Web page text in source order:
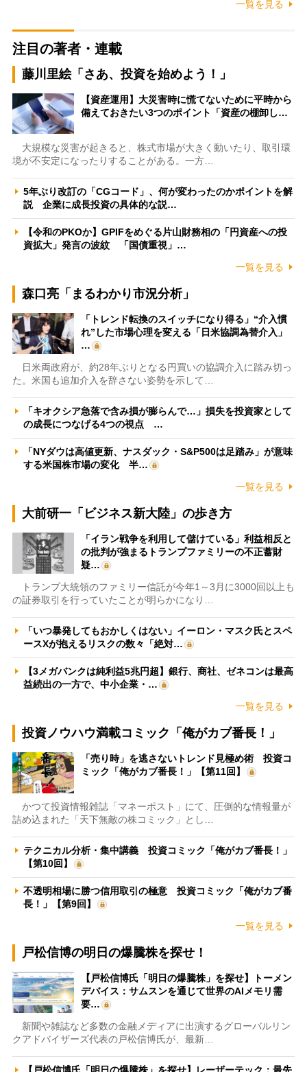
一覧を見る
注目の著者・連載
藤川里絵「さあ、投資を始めよう！」
【資産運用】大災害時に慌てないために平時から
備えておきたい3つのポイント「資産の棚卸し…
大規模な災害が起きると、株式市場が大きく動いたり、取引環
境が不安定になったりすることがある。一方…
5年ぶり改訂の「CGコード」、何が変わったのかポイントを解
説 企業に成長投資の具体的な説…
【令和のPKOか】GPIFをめぐる片山財務相の「円資産への投
資拡大」発言の波紋 「国債重視」…
一覧を見る
森口亮「まるわかり市況分析」
「トレンド転換のスイッチになり得る」“介入慣
れ”した市場心理を変える「日米協調為替介入」
…
日米両政府が、約28年ぶりとなる円買いの協調介入に踏み切っ
た。米国も追加介入を辞さない姿勢を示して…
「キオクシア急落で含み損が膨らんで…」損失を投資家として
の成長につなげる4つの視点 …
「NYダウは高値更新、ナスダック・S&P500は足踏み」が意味
する米国株市場の変化 半…
一覧を見る
大前研一「ビジネス新大陸」の歩き方
「イラン戦争を利用して儲けている」利益相反と
の批判が強まるトランプファミリーの不正蓄財
疑…
トランプ大統領のファミリー信託が今年1～3月に3000回以上も
の証券取引を行っていたことが明らかになり…
「いつ暴発してもおかしくはない」イーロン・マスク氏とスペ
ースXが抱えるリスクの数々「絶対…
【3メガバンクは純利益5兆円超】銀行、商社、ゼネコンは最高
益続出の一方で、中小企業・…
一覧を見る
投資ノウハウ満載コミック「俺がカブ番長！」
「売り時」を逃さないトレンド見極め術 投資コ
ミック「俺がカブ番長！」【第11回】
かつて投資情報雑誌「マネーポスト」にて、圧倒的な情報量が
詰め込まれた「天下無敵の株コミック」とし…
テクニカル分析・集中講義 投資コミック「俺がカブ番長！」
【第10回】
不透明相場に勝つ信用取引の極意 投資コミック「俺がカブ番
長！」【第9回】
一覧を見る
戸松信博の明日の爆騰株を探せ！
【戸松信博氏「明日の爆騰株」を探せ】トーメン
デバイス：サムスンを通じて世界のAIメモリ需
要…
新聞や雑誌など多数の金融メディアに出演するグローバルリン
クアドバイザーズ代表の戸松信博氏が、最新…
【戸松信博氏「明日の爆騰株」を探せ】レーザーテック：最先